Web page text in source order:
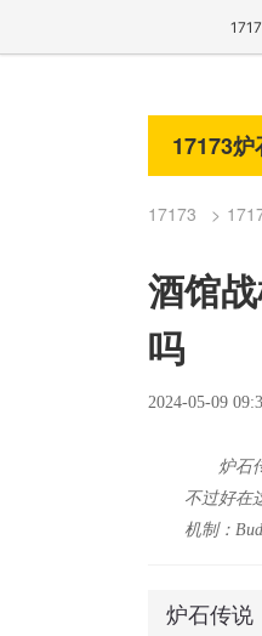
17173
17173
酒馆
吗
2024-05-09
炉石
不过好在
机制：
炉石传说